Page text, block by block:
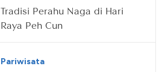
Tradisi Perahu Naga di Hari
Raya Peh Cun
Pariwisata